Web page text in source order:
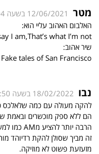
מטר 12/06/2021 בשעה 17:04
האלבום האהוב עליי הוא:
I am,That’s what I’m not
שיר אהוב:
Fake tales of San Francisco
נבו 18/02/2022 בשעה 17:50
להקה מעולה עם כמה שלאלכס
הם ללא ספק מוכשרים ובאמת
הרבה יותר להציע מAM כמו למשל האלבום האחרון.
זה מביך שסולן להקת רדיוהד
מזעזעת פשוט לא מוזיקה.